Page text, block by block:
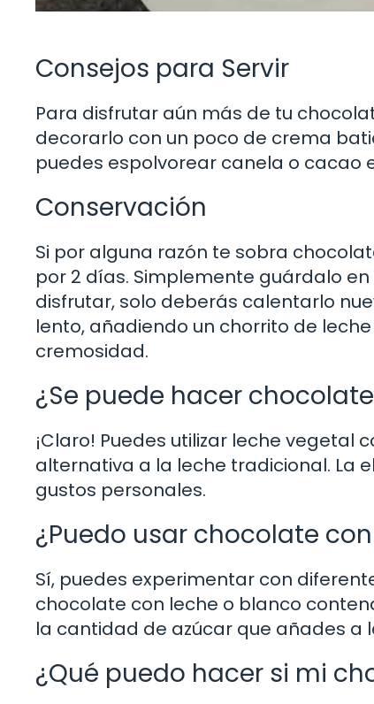
Consejos para Servir
Para disfrutar aún más de tu
decorarlo con un poco de crema
puedes espolvorear canela o cacao
Conservación
Si por alguna razón te sobra
por 2 días. Simplemente guárdalo
disfrutar, solo deberás calentarlo
lento, añadiendo un chorrito de
cremosidad.
¿Se puede hacer
¡Claro! Puedes utilizar leche
alternativa a la leche tradicional. La
gustos personales.
¿Puedo usar chocolate
Sí, puedes experimentar con
chocolate con leche o blanco
la cantidad de azúcar que añades a
¿Qué puedo hacer si mi